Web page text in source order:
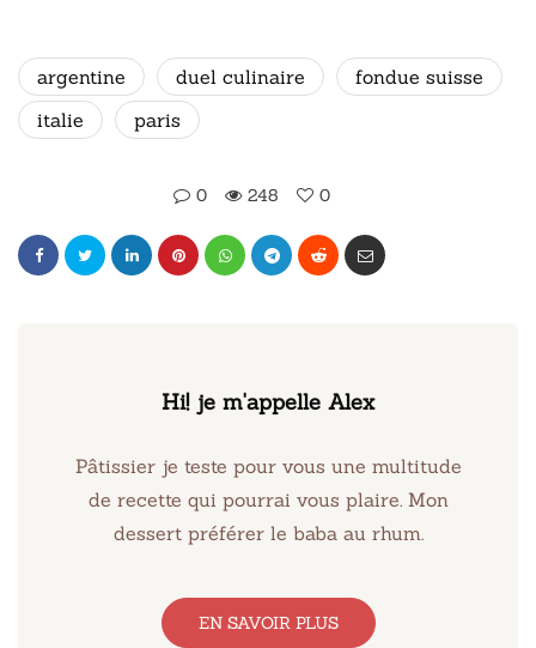
argentine duel culinaire
fondue suisse
italie
paris
0 248 0
Hi! je m'appelle Alex
Pâtissier je teste pour vous une multitude
de recette qui pourrai vous plaire. Mon
dessert préférer le baba au rhum.
EN SAVOIR PLUS